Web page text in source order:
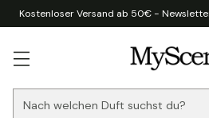
Nach welchen Duft suchst du?
Kostenloser Versand ab 50€ -